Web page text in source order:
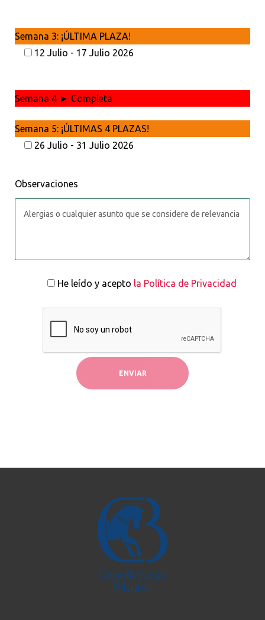
Semana 3: ¡ÚLTIMA PLAZA!
12 Julio - 17 Julio 2026
Semana 4 ► Completa
Semana 5: ¡ÚLTIMAS 4 PLAZAS!
26 Julio - 31 Julio 2026
Observaciones
He leído y acepto la Política de Privacidad